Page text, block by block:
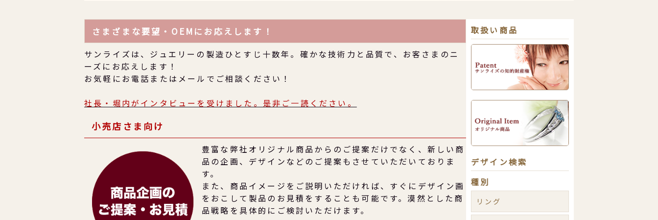
さまざまな要望・OEMにお応えします！
サンライズは、ジュエリーの製造ひとすじ十数年。確かな技術力と品質で、お客さまのニ
ーズにお応えします！
お気軽にお電話またはメールでご相談ください！
社長・堀内がインタビューを受けました。是非ご一読ください。
小売店さま向け
豊富な弊社オリジナル商品からのご提案だけでなく、新しい商
品の企画、デザインなどのご提案もさせていただいておりま
す。
また、商品イメージをご説明いただければ、すぐにデザイン画
をおこして製品のお見積をすることも可能です。漠然とした商
品戦略を具体的にご検討いただけます。
取扱い商品
デザイン検索
種別
リング